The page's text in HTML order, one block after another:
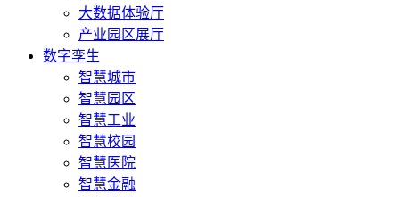
大数据体验厅
产业园区展厅
数字孪生
智慧城市
智慧园区
智慧工业
智慧校园
智慧医院
智慧金融